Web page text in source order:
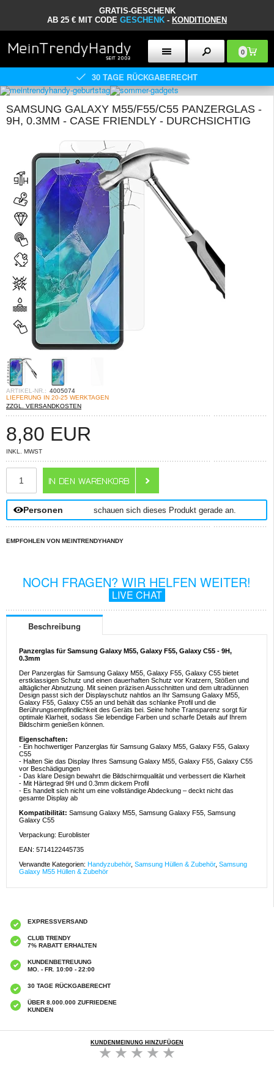
GRATIS-GESCHENK
AB 25 € MIT CODE GESCHENK - KONDITIONEN
0
30 TAGE RÜCKGABERECHT
SAMSUNG GALAXY M55/F55/C55 PANZERGLAS -
9H, 0.3MM - CASE FRIENDLY - DURCHSICHTIG
ARTIKEL-NR.: 4005074
LIEFERUNG IN 20-25 WERKTAGEN
ZZGL. VERSANDKOSTEN
8,80 EUR
INKL. MWST
Personen schauen sich dieses Produkt gerade an.
EMPFOHLEN VON MEINTRENDYHANDY
NOCH FRAGEN? WIR HELFEN WEITER!
LIVE CHAT
Beschreibung
Panzerglas für Samsung Galaxy M55, Galaxy F55, Galaxy C55 - 9H,
0.3mm
Der Panzerglas für Samsung Galaxy M55, Galaxy F55, Galaxy C55 bietet
erstklassigen Schutz und einen dauerhaften Schutz vor Kratzern, Stößen und
alltäglicher Abnutzung. Mit seinen präzisen Ausschnitten und dem ultradünnen
Design passt sich der Displayschutz nahtlos an Ihr Samsung Galaxy M55,
Galaxy F55, Galaxy C55 an und behält das schlanke Profil und die
Berührungsempfindlichkeit des Geräts bei. Seine hohe Transparenz sorgt für
optimale Klarheit, sodass Sie lebendige Farben und scharfe Details auf Ihrem
Bildschirm genießen können.
Eigenschaften:
- Ein hochwertiger Panzerglas für Samsung Galaxy M55, Galaxy F55, Galaxy
C55
- Halten Sie das Display Ihres Samsung Galaxy M55, Galaxy F55, Galaxy C55
vor Beschädigungen
- Das klare Design bewahrt die Bildschirmqualität und verbessert die Klarheit
- Mit Härtegrad 9H und 0.3mm dickem Profil
- Es handelt sich nicht um eine vollständige Abdeckung – deckt nicht das
gesamte Display ab
Kompatibilität: Samsung Galaxy M55, Samsung Galaxy F55, Samsung
Galaxy C55
Verpackung: Euroblister
EAN: 5714122445735
Verwandte Kategorien: Handyzubehör, Samsung Hüllen & Zubehör, Samsung
Galaxy M55 Hüllen & Zubehör
EXPRESSVERSAND
CLUB TRENDY
7% RABATT ERHALTEN
KUNDENBETREUUNG
MO. - FR. 10:00 - 22:00
30 TAGE RÜCKGABERECHT
ÜBER 8.000.000 ZUFRIEDENE
KUNDEN
KUNDENMEINUNG HINZUFÜGEN